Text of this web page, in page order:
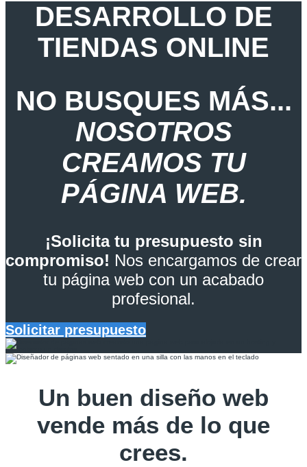
DESARROLLO DE
TIENDAS ONLINE
NO BUSQUES MÁS...
NOSOTROS
CREAMOS TU
PÁGINA WEB.
¡Solicita tu presupuesto sin
compromiso! Nos encargamos de crear
tu página web con un acabado
profesional.
Solicitar presupuesto
Un buen diseño web
vende más de lo que
crees.